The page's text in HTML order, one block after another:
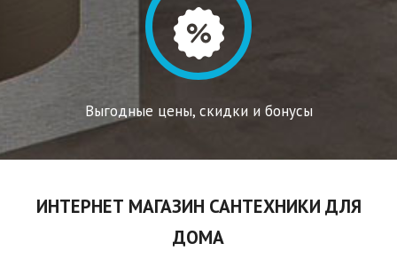
Выгодные цены, скидки и бонусы
ИНТЕРНЕТ МАГАЗИН САНТЕХНИКИ ДЛЯ
ДОМА